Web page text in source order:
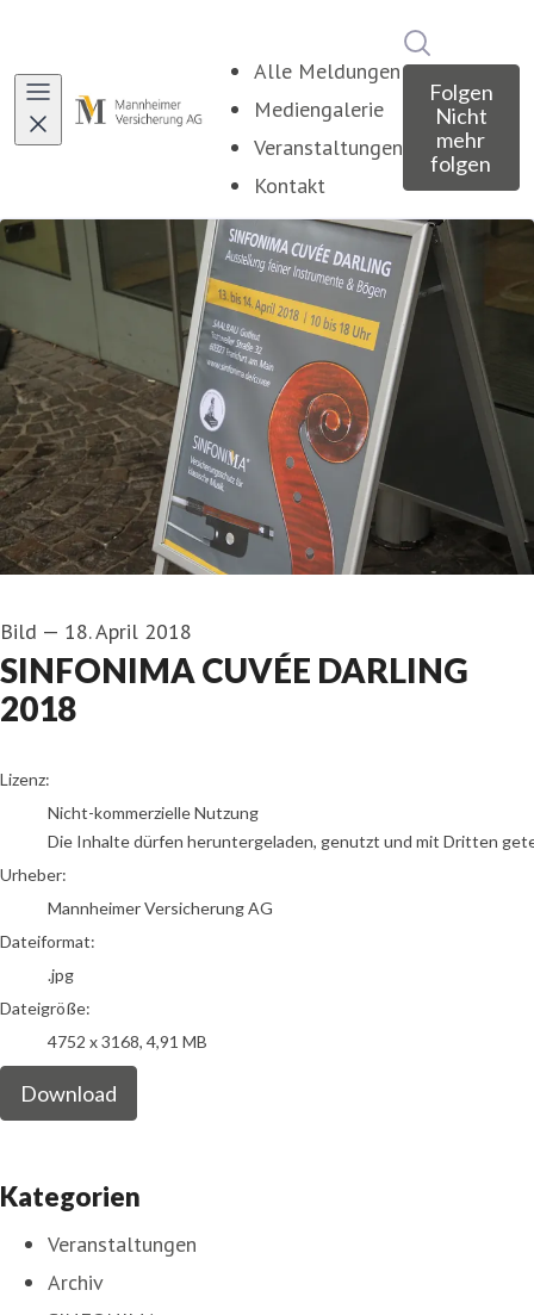
Alle Meldungen
Mediengalerie
Veranstaltungen
Kontakt
Folgen
Nicht
mehr
folgen
Bild — 18. April 2018
SINFONIMA CUVÉE DARLING
2018
Mannheimer Versicherung AG
Lizenz:
Nicht-kommerzielle Nutzung
Die Inhalte dürfen heruntergeladen, genutzt und mit Dritten
Urheber:
Mannheimer Versicherung AG
Dateiformat:
.jpg
Dateigröße:
4752 x 3168, 4,91 MB
Download
Kategorien
Veranstaltungen
Archiv